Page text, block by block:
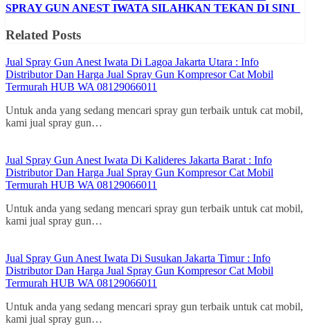
SPRAY GUN ANEST IWATA SILAHKAN TEKAN DI SINI
Related Posts
Jual Spray Gun Anest Iwata Di Lagoa Jakarta Utara : Info
Distributor Dan Harga Jual Spray Gun Kompresor Cat Mobil
Termurah HUB WA 08129066011
Untuk anda yang sedang mencari spray gun terbaik untuk cat mobil,
kami jual spray gun…
Jual Spray Gun Anest Iwata Di Kalideres Jakarta Barat : Info
Distributor Dan Harga Jual Spray Gun Kompresor Cat Mobil
Termurah HUB WA 08129066011
Untuk anda yang sedang mencari spray gun terbaik untuk cat mobil,
kami jual spray gun…
Jual Spray Gun Anest Iwata Di Susukan Jakarta Timur : Info
Distributor Dan Harga Jual Spray Gun Kompresor Cat Mobil
Termurah HUB WA 08129066011
Untuk anda yang sedang mencari spray gun terbaik untuk cat mobil,
kami jual spray gun…